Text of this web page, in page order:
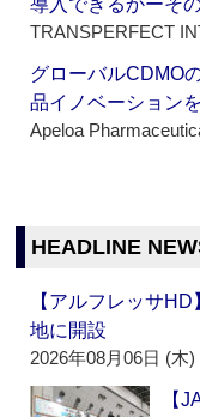
導入できるかーその
TRANSPERFECT
グローバルCDMO
品イノベーション
Apeloa
HEADLINE
【アルフレッサ
地に開設
2026年08月06日 (木)
【